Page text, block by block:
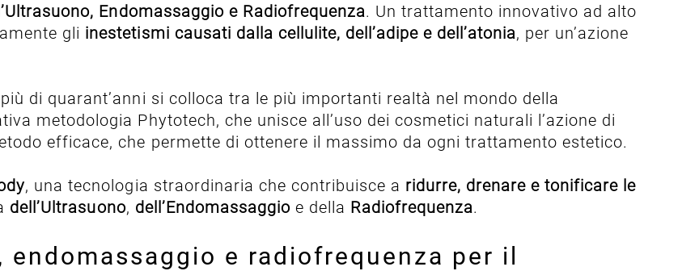
Endomassaggio e Radiofrequenza. Un trattamento innovativo ad alto
gli inestetismi causati dalla cellulite, dell’adipe e dell’atonia, per un’azione
di quarant’anni si colloca tra le più importanti realtà nel mondo della
metodologia Phytotech, che unisce all’uso dei cosmetici naturali l’azione di
efficace, che permette di ottenere il massimo da ogni trattamento estetico.
, una tecnologia straordinaria che contribuisce a ridurre, drenare e tonificare le
dell’Ultrasuono, dell’Endomassaggio e della Radiofrequenza.
e radiofrequenza per il